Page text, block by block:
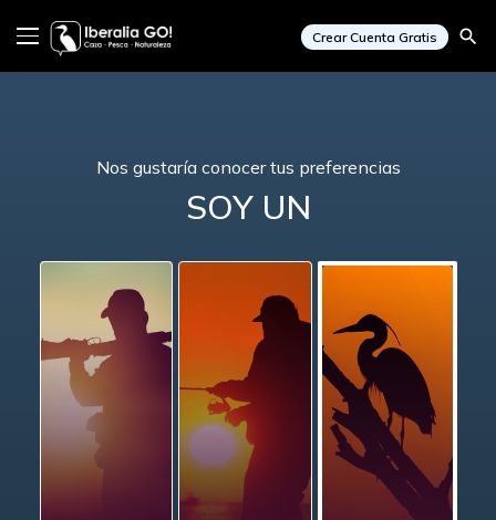
Crear Cuenta Gratis search
Nos gustaría conocer tus preferencias
SOY UN